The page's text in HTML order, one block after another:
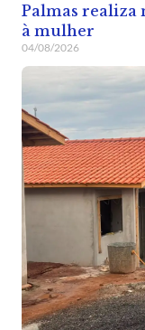
Palmas realiza
à mulher
04/08/2026